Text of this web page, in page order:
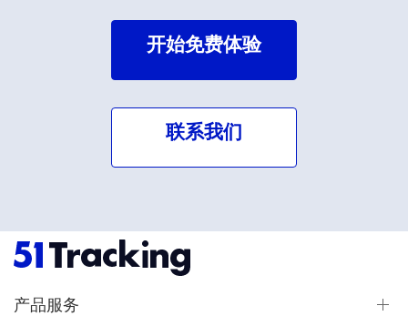
开始免费体验
联系我们
产品服务